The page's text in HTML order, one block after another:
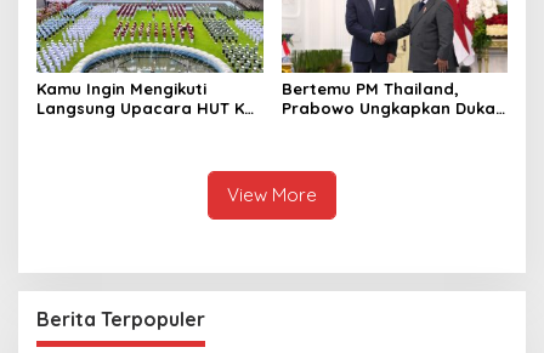
Kamu Ingin Mengikuti
Langsung Upacara HUT Ke-
Bertemu PM Thailand,
Prabowo Ungkapkan Duka
View More
Berita Terpopuler